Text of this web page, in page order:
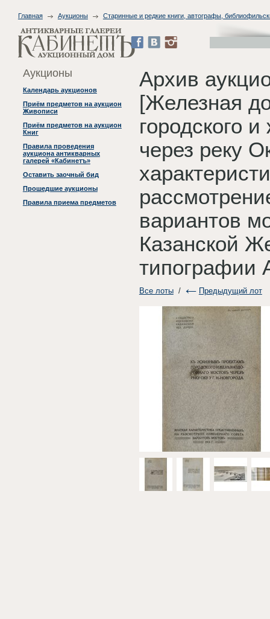
Главная Аукционы Старинные и редкие книги, автографы,
Аукционы
Календарь аукционов
Приём предметов на аукцион
Живописи
Приём предметов на аукцион
Книг
Правила проведения
аукциона антикварных
галерей «Кабинетъ»
Оставить заочный бид
Прошедшие аукционы
Правила приема предметов
Архив
[Железная
городского
через реку
вариантов
Казанской
типографии
Все лоты/ Предыдущий лот